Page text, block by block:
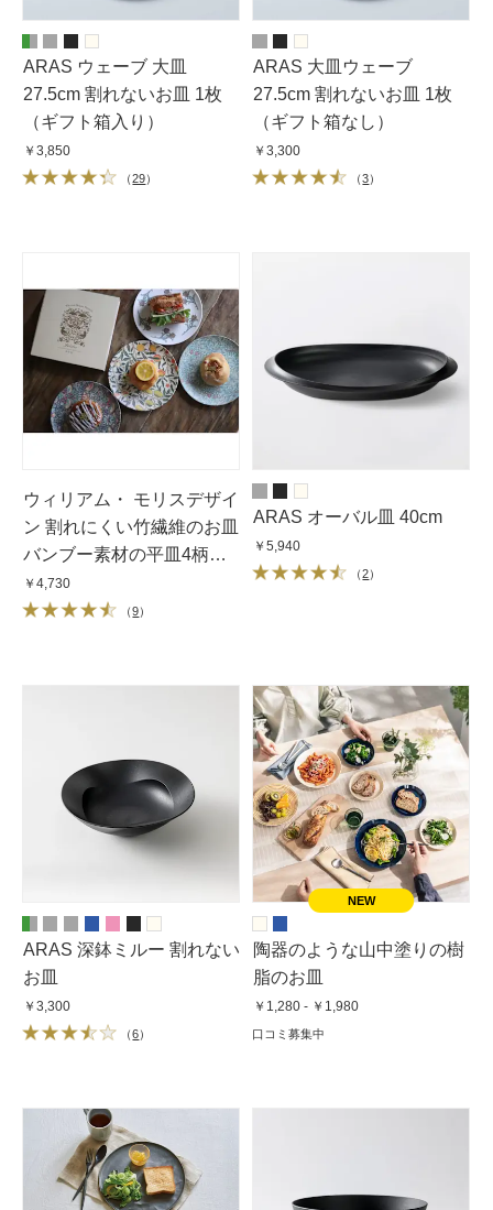
ARAS ウェーブ 大皿
27.5cm 割れないお皿 1枚
（ギフト箱入り）
￥3,850
（29）
ARAS 大皿ウェーブ
27.5cm 割れないお皿 1枚
（ギフト箱なし）
￥3,300
（3）
ウィリアム・ モリスデザイ
ン 割れにくい竹繊維のお皿
バンブー素材の平皿4柄
セット
￥4,730
（9）
ARAS オーバル皿 40cm
￥5,940
（2）
ARAS 深鉢ミルー 割れない
お皿
￥3,300
（6）
陶器のような山中塗りの樹
脂のお皿
￥1,280 - ￥1,980
口コミ募集中